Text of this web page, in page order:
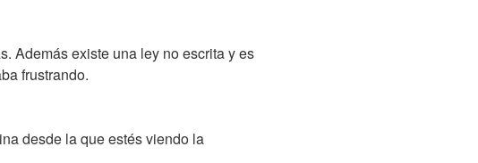
Además existe una ley no escrita y es
frustrando.
desde la que estés viendo la